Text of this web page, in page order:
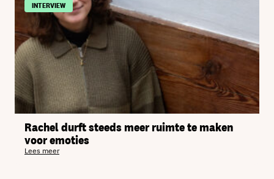
INTERVIEW
Rachel durft steeds meer ruimte te maken
voor emoties
Lees meer